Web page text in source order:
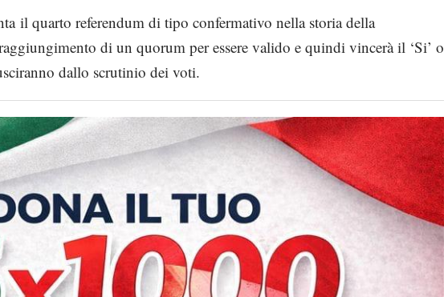
il quarto referendum di tipo confermativo nella storia della
di un quorum per essere valido e quindi vincerà il ‘Si’ o
dallo scrutinio dei voti.